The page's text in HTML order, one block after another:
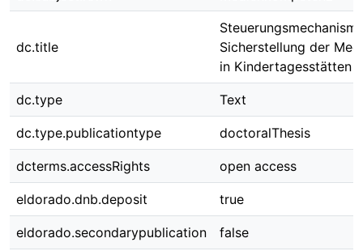
dc.title
Sicherstellung der
in Kindertagesstätten
dc.type Text
dc.type.publicationtype doctoralThesis
dcterms.accessRights open access
eldorado.dnb.deposit true
eldorado.secondarypublication false